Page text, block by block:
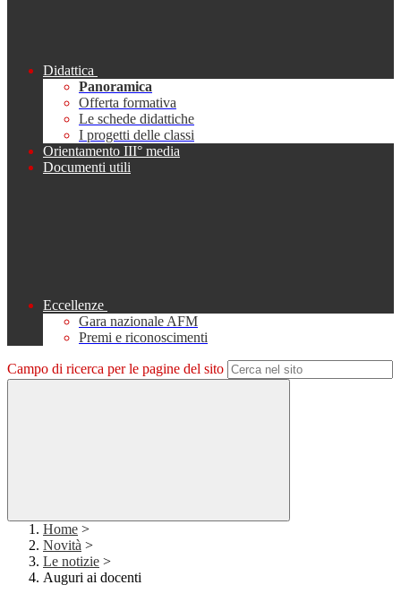
Didattica
Panoramica
Offerta formativa
Le schede didattiche
I progetti delle classi
Orientamento III° media
Documenti utili
Eccellenze
Gara nazionale AFM
Premi e riconoscimenti
Campo di ricerca per le pagine del sito
Home >
Novità >
Le notizie >
Auguri ai docenti